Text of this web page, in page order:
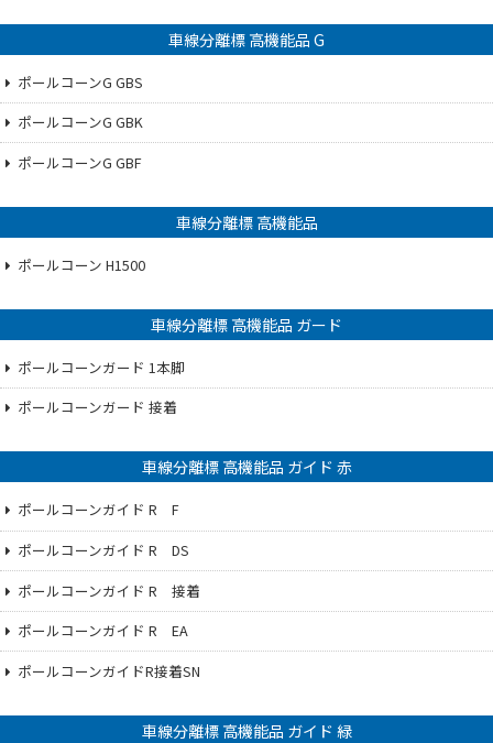
車線分離標 高機能品 G
ポールコーンG GBS
ポールコーンG GBK
ポールコーンG GBF
車線分離標 高機能品
ポールコーン H1500
車線分離標 高機能品 ガード
ポールコーンガード 1本脚
ポールコーンガード 接着
車線分離標 高機能品 ガイド 赤
ポールコーンガイド R F
ポールコーンガイド R DS
ポールコーンガイド R 接着
ポールコーンガイド R EA
ポールコーンガイドR接着SN
車線分離標 高機能品 ガイド 緑